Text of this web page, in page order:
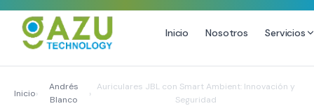
Inicio Nosotros Servicios
Inicio›
Andrés
Blanco
›
Auriculares JBL con Smart Ambient: Innovación y
Seguridad